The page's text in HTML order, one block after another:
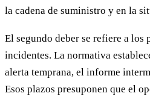
la cadena de suministro y en la
El segundo deber se refiere a
incidentes. La normativa
alerta temprana, el informe
Esos plazos presuponen que el